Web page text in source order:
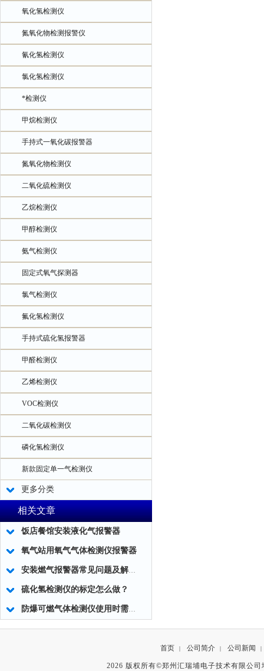
氧化氢检测仪
氮氧化物检测报警仪
氰化氢检测仪
氯化氢检测仪
*检测仪
甲烷检测仪
手持式一氧化碳报警器
氮氧化物检测仪
二氧化硫检测仪
乙烷检测仪
甲醇检测仪
氨气检测仪
固定式氧气探测器
氯气检测仪
氟化氢检测仪
手持式硫化氢报警器
甲醛检测仪
乙烯检测仪
VOC检测仪
二氧化碳检测仪
磷化氢检测仪
新款固定单一气检测仪
更多分类
相关文章
饭店餐馆安装液化气报警器
氧气站用氧气气体检测仪报警器
安装燃气报警器常见问题及解决方案
硫化氢检测仪的标定怎么做？
防爆可燃气体检测仪使用时需注意的事项
首页 | 公司简介 | 公司新闻 |
2026 版权所有©郑州汇瑞埔电子技术有限公